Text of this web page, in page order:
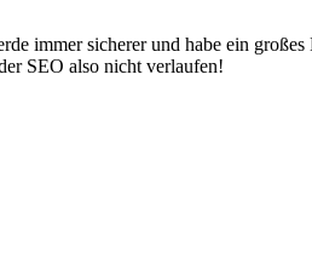
immer sicherer und habe ein
SEO also nicht verlaufen!